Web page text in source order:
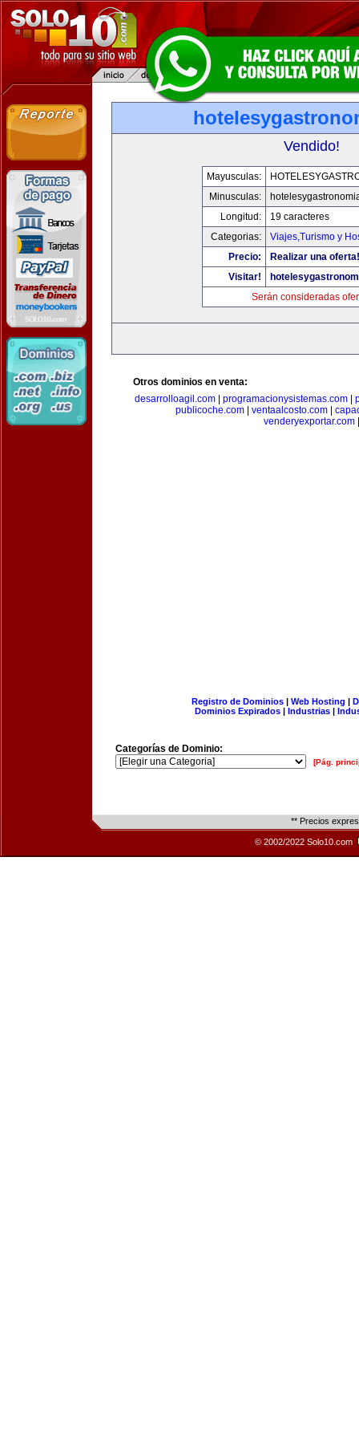
Vendido!
Mayusculas:
Minusculas:
Longitud:
19 caracteres
Categorias:
Viajes,Turismo y
Precio:
Realizar una oferta!
Visitar!
Serán consideradas
Otros dominios en venta:
desarrolloagil.com
programacionysistemas.com
publicoche.com
ventaalcosto.com
venderyexportar.com
Registro de Dominios| Web Hosting |
Dominios Expirados | Industrias |
Categorías de Dominio:
[Pág.
** Precios
© 2002/2022 Solo10.com